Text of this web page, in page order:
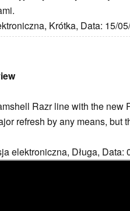
Krótka, Data: 15/
Razr line with the new
refresh by any means, but
elektroniczna, Długa, Data: